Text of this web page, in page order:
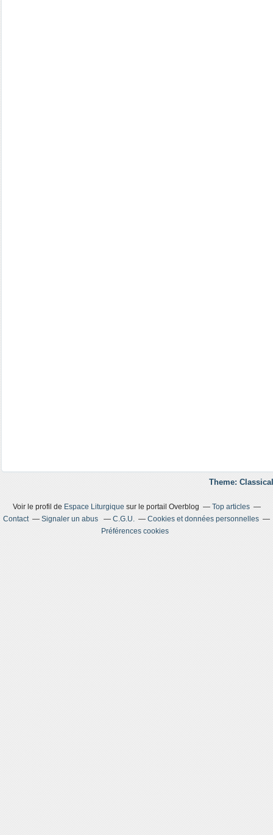
Theme:
Voir le profil de Espace Liturgiquesur le portail Overblog
Top articles
Contact
Signaler un abus C.G.U.
Cookies et données personnelles
Préférences cookies